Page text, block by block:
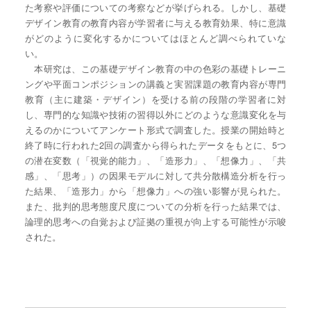
た考察や評価についての考察などが挙げられる。しかし、基礎
デザイン教育の教育内容が学習者に与える教育効果、特に意識
がどのように変化するかについてはほとんど調べられていな
い。
本研究は、この基礎デザイン教育の中の色彩の基礎トレーニ
ングや平面コンポジションの講義と実習課題の教育内容が専門
教育（主に建築・デザイン）を受ける前の段階の学習者に対
し、専門的な知識や技術の習得以外にどのような意識変化を与
えるのかについてアンケート形式で調査した。授業の開始時と
終了時に行われた2回の調査から得られたデータをもとに、5つ
の潜在変数（「視覚的能力」、「造形力」、「想像力」、「共
感」、「思考」）の因果モデルに対して共分散構造分析を行っ
た結果、「造形力」から「想像力」への強い影響が見られた。
また、批判的思考態度尺度についての分析を行った結果では、
論理的思考への自覚および証拠の重視が向上する可能性が示唆
された。